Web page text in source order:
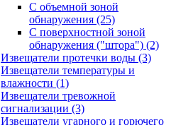
С объемной зоной
обнаружения (25)
С поверхностной зоной
обнаружения ("штора") (2)
Извещатели протечки воды (3)
Извещатели температуры и
влажности (1)
Извещатели тревожной
сигнализации (3)
Извещатели угарного и горючего